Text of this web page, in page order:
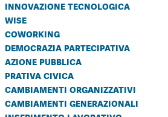
innovazione tecnologica
wise
coworking
democrazia partecipativa
azione pubblica
prativa civica
cambiamenti organizzativi
cambiamenti generazionali